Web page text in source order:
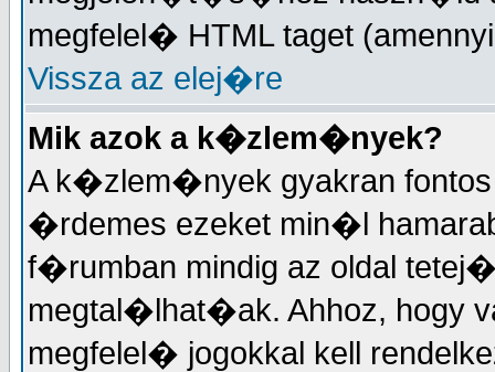
megfelel� HTML taget
Vissza az elej�re
Mik azok a k�zlem�nyek?
A k�zlem�nyek gyakran
�rdemes ezeket min�l
f�rumban mindig az oldal
megtal�lhat�ak. Ahhoz,
megfelel� jogokkal kell